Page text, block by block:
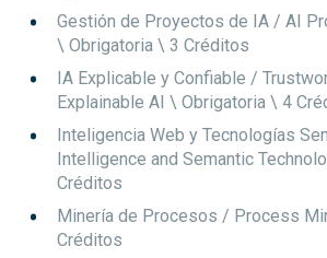
Gestión de Proyectos de IA / AI
\ Obrigatoria \ 3 Créditos
IA Explicable y Confiable /
Explainable AI \ Obrigatoria \ 4
Inteligencia Web y Tecnologías
Intelligence and Semantic
Créditos
Minería de Procesos / Process
Créditos